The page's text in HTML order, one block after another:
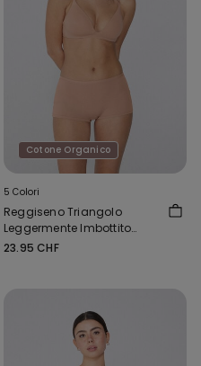
Cotone Organico
5 Colori
Reggiseno Triangolo
Leggermente Imbottito
Cotone Organico London
23.95 CHF